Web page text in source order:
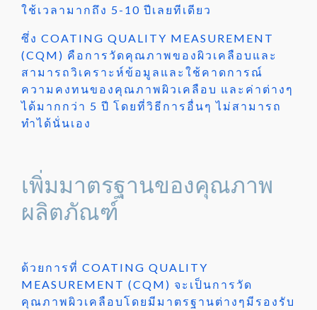
ใช้เวลามากถึง 5-10 ปีเลยทีเดียว
ซึ่ง COATING QUALITY MEASUREMENT
(CQM) คือการวัดคุณภาพของผิวเคลือบและ
สามารถวิเคราะห์ข้อมูลและใช้คาดการณ์
ความคงทนของคุณภาพผิวเคลือบ และค่าต่างๆ
ได้มากกว่า 5 ปี โดยที่วิธีการอื่นๆ ไม่สามารถ
ทำได้นั่นเอง
เพิ่มมาตรฐานของคุณภาพ
ผลิตภัณฑ์
ด้วยการที่ COATING QUALITY
MEASUREMENT (CQM) จะเป็นการวัด
คุณภาพผิวเคลือบโดยมีมาตรฐานต่างๆมีรองรับ